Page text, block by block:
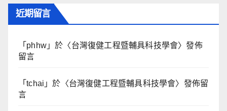
近期留言
「 phhw 」於〈台灣復健工程暨輔具科技學會〉發佈
留言
「tchai 」於〈台灣復健工程暨輔具科技學會〉發佈留
言